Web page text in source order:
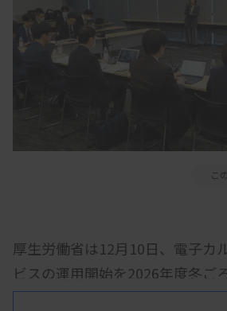
こ
厚生労働省は12月10日、電子カ
ビスの運用開始を2026年度冬ご
針を明らかにした。全国で実施